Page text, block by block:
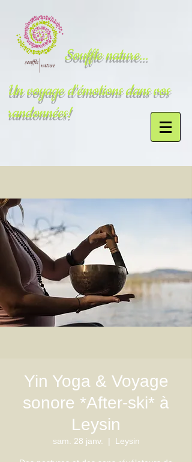
Souffle nature...
Un voyage d'émotions dans vos
randonnées!
Yin Yoga & Voyage
sonore *After-ski* à
Leysin
sam. 28 janv.
  |
Leysin